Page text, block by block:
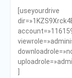
[useyourdrive